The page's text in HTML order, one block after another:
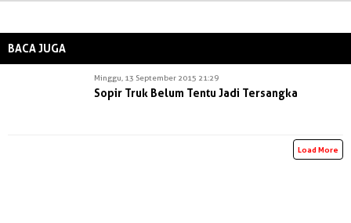
BACA JUGA
Minggu, 13 September 2015 21:29
Sopir Truk Belum Tentu Jadi Tersangka
Load More